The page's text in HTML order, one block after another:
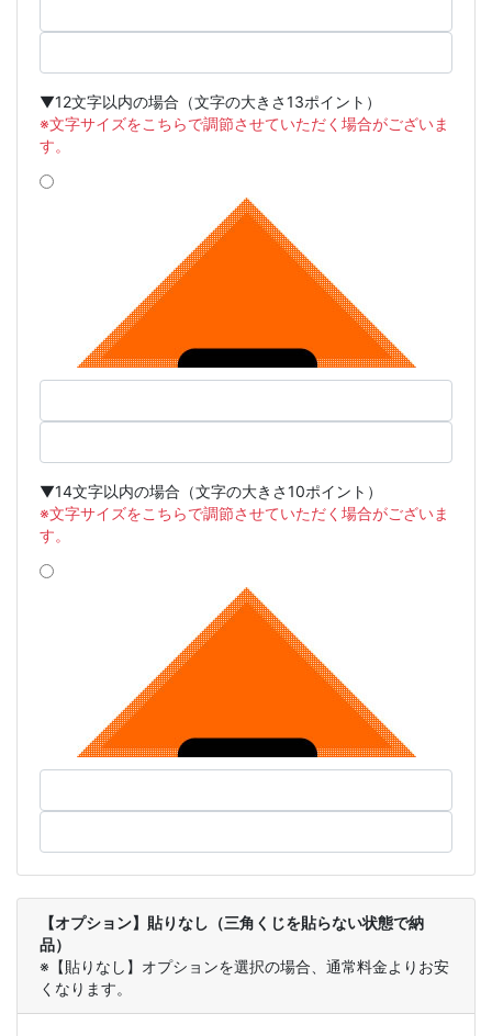
▼12文字以内の場合（文字の大きさ13ポイント）
※文字サイズをこちらで調節させていただく場合がございま
す。
▼14文字以内の場合（文字の大きさ10ポイント）
※文字サイズをこちらで調節させていただく場合がございま
す。
【オプション】貼りなし（三角くじを貼らない状態で納
品）
※【貼りなし】オプションを選択の場合、通常料金よりお安
くなります。